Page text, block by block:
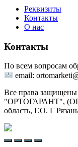
Реквизиты
Контакты
О нас
Контакты
По всем вопросам
email:
Все права
"ОРТОГАРАНТ",
область, Г.О. Г